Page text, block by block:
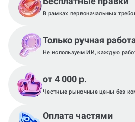
В рамках первоначальных
Только ручная
Не используем ИИ, каждую
от 4 000 р.
Честные рыночные цены без
Оплата частями